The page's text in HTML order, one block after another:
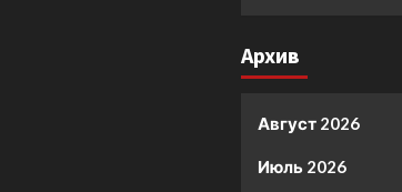
Архив
Август 2026
Июль 2026